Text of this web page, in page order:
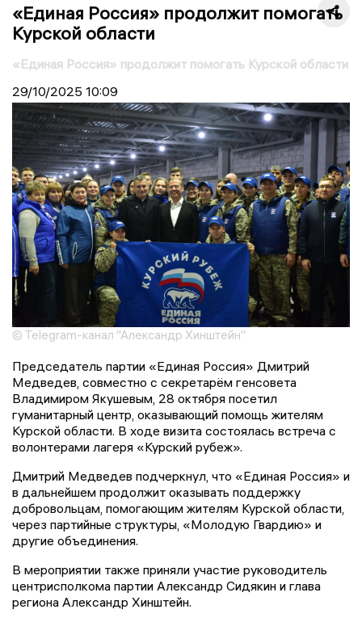
«Единая Россия» продолжит помогать
Курской области
«Единая Россия» продолжит помогать Курской области
29/10/2025 10:09
© Telegram-канал "Александр Хинштейн"
Председатель партии «Единая Россия» Дмитрий
Медведев, совместно с секретарём генсовета
Владимиром Якушевым, 28 октября посетил
гуманитарный центр, оказывающий помощь жителям
Курской области. В ходе визита состоялась встреча с
волонтерами лагеря «Курский рубеж».
Дмитрий Медведев подчеркнул, что «Единая Россия» и
в дальнейшем продолжит оказывать поддержку
добровольцам, помогающим жителям Курской области,
через партийные структуры, «Молодую Гвардию» и
другие объединения.
В мероприятии также приняли участие руководитель
центрисполкома партии Александр Сидякин и глава
региона Александр Хинштейн.